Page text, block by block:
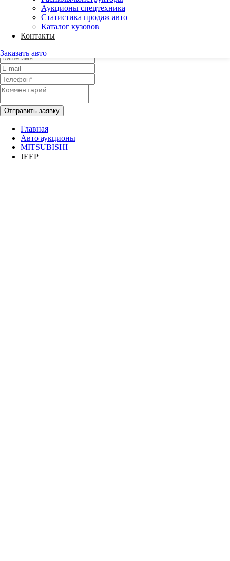
Аукционы спецтехника
Статистика продаж авто
Каталог кузовов
Контакты
Заказать авто
Оставьте заявку и с Вами свяжется менеджер для уточнения всех
Либо самостоятельно
Отправить заявку
Главная
Авто аукционы
MITSUBISHI
JEEP